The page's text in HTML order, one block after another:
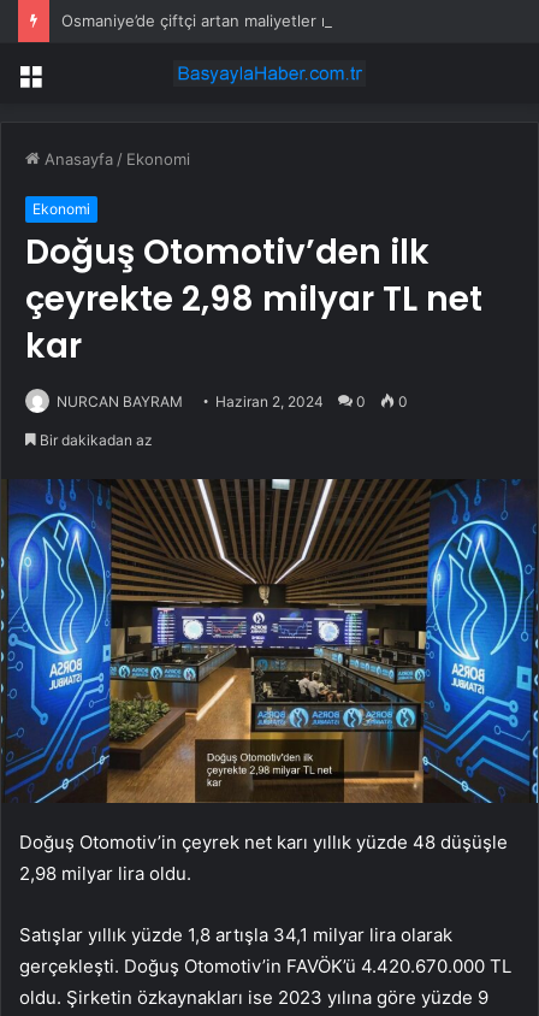
Menü
Anasayfa / Ekonomi
Ekonomi
Doğuş Otomotiv’den ilk
çeyrekte 2,98 milyar TL net
kar
NURCAN BAYRAM Haziran 2, 2024 0 0
Bir dakikadan az
Doğuş Otomotiv’in çeyrek net karı yıllık yüzde 48 düşüşle
2,98 milyar lira oldu.
Satışlar yıllık yüzde 1,8 artışla 34,1 milyar lira olarak
gerçekleşti. Doğuş Otomotiv’in FAVÖK’ü 4.420.670.000 TL
oldu. Şirketin özkaynakları ise 2023 yılına göre yüzde 9